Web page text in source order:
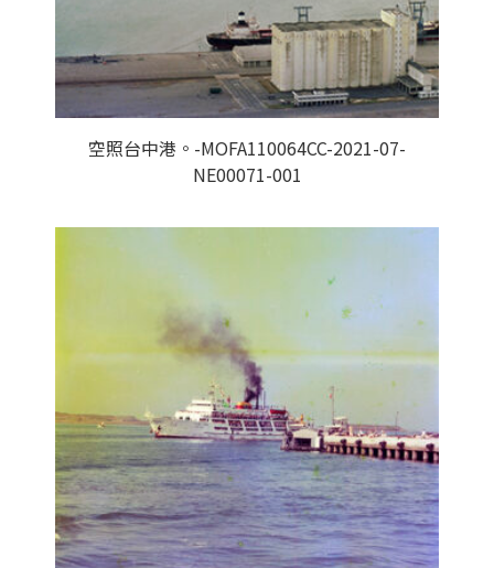
空照台中港。-MOFA110064CC-2021-07-
NE00071-001